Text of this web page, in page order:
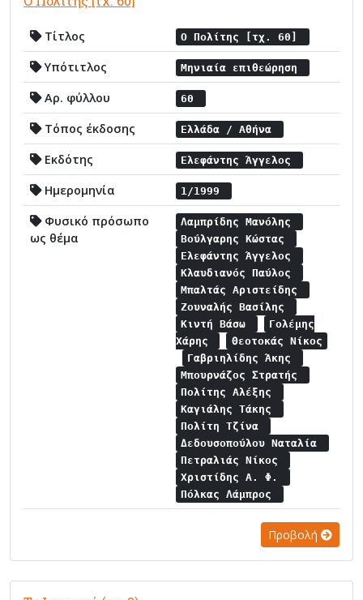
Τίτλος Ο Πολίτης [τχ. 60]
Υπότιτλος Μηνιαία επιθεώρηση
Αρ. φύλλου 60
Τόπος έκδοσης Ελλάδα / Αθήνα
Εκδότης Ελεφάντης Άγγελος
Ημερομηνία 1/1999
Φυσικό πρόσωπο
ως θέμα
Λαμπρίδης Μανόλης
Βούλγαρης Κώστας
Ελεφάντης Άγγελος
Κλαυδιανός Παύλος
Μπαλτάς Αριστείδης
Ζουναλής Βασίλης
Κιντή Βάσω
Γολέμης
Χάρης
Θεοτοκάς Νίκος
Γαβριηλίδης Άκης
Μπουρνάζος Στρατής
Πολίτης Αλέξης
Καγιάλης Τάκης
Πολίτη Τζίνα
Δεδουσοπούλου Ναταλία
Πετραλιάς Νίκος
Χριστίδης Α. Φ.
Πόλκας Λάμπρος
Προβολή